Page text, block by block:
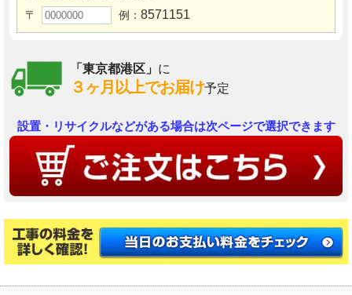
〒 例： 8571151
「東京都港区」 に
３ヶ月以上でお届け予定
設置・リサイクルなどがある場合は次ページで選択できます